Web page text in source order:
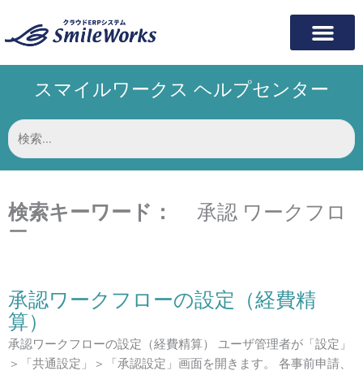
ス
プ
スマイルワークス ヘルプセンター
検
索
対
検索キーワード：
承認 ワークフロ
ー
承認ワークフローの設定（経費精
算）
承認ワークフローの設定（経費精算） ユーザ管理者が「設定」
＞「共通設定」＞「承認設定」画面を開きます。 各事前申請、